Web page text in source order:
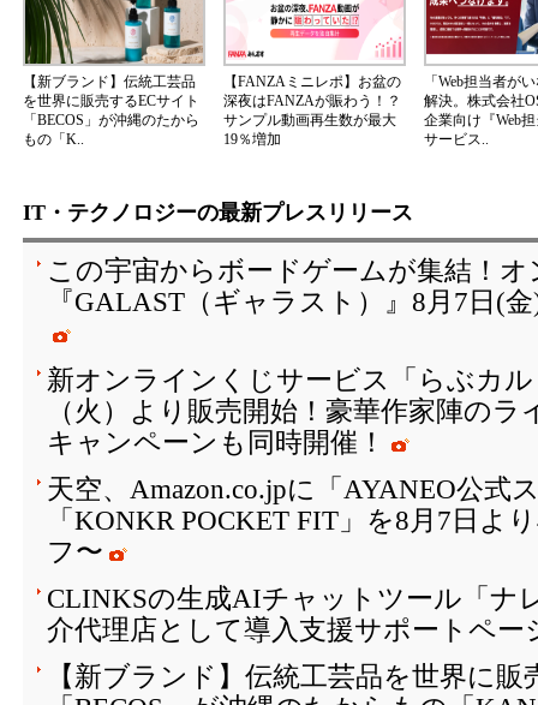
【新ブランド】伝統工芸品
を世界に販売するECサイト
「BECOS」が沖縄のたから
もの「K..
【FANZAミニレポ】お盆の
深夜はFANZAが賑わう！？
サンプル動画再生数が最大
19％増加
「Web担当者が
解決。株式会社
企業向け『Web
サービス..
IT・テクノロジーの最新プレスリリース
この宇宙からボードゲームが集結！
『GALAST（ギャラスト）』8月7日(
新オンラインくじサービス「らぶカ
（火）より販売開始！豪華作家陣の
キャンペーンも同時開催！
天空、Amazon.co.jpに「AYANEO公式
「KONKR POCKET FIT」を8月7日よ
フ〜
CLINKSの生成AIチャットツール「ナ
介代理店として導入支援サポートペー
【新ブランド】伝統工芸品を世界に販